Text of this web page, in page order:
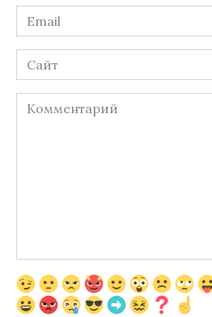
Email
*
Сайт
Комментарий